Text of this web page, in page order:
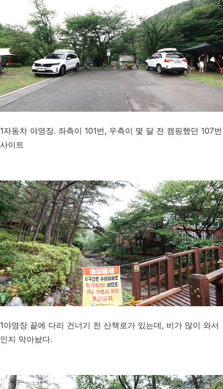
1자동차 야영장. 좌측이 101번, 우측이 몇 달 전 캠핑했던 107번
사이트
1야영장 끝에 다리 건너기 전 산책로가 있는데, 비가 많이 와서
인지 막아놨다.